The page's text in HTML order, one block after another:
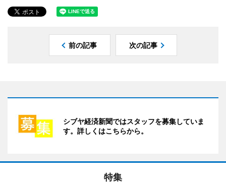
前の記事 次の記事
シブヤ経済新聞ではスタッフを募集していま
す。詳しくはこちらから。
特集